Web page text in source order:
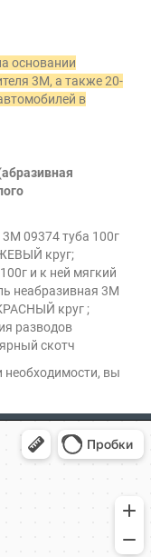
основании
3М, а также 20-
в
09374 туба 100г
круг;
и к ней мягкий
неабразивная 3М
круг ;
разводов
скотч
необходимости, вы